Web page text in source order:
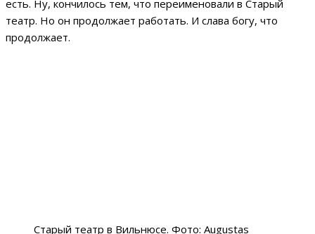
есть. Ну, кончилось тем, что переименовали в Старый
театр. Но он продолжает работать. И слава богу, что
продолжает.
Старый театр в Вильнюсе. Фото: Augustas